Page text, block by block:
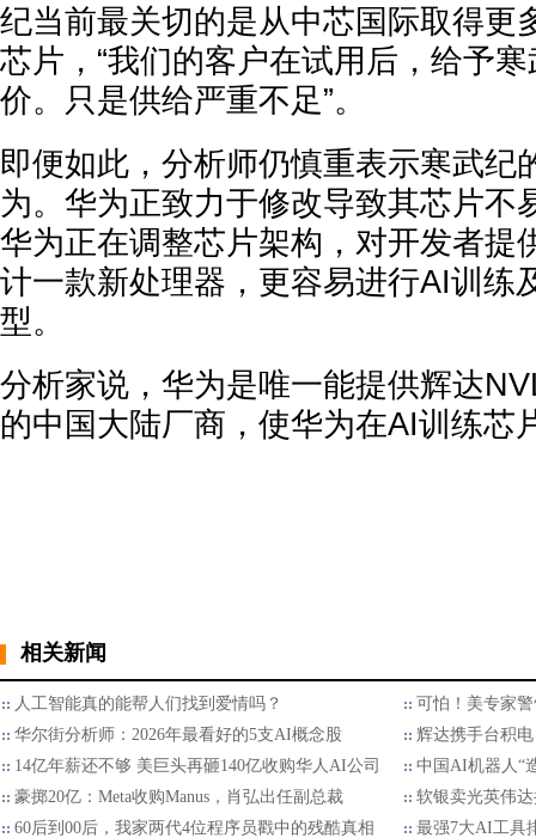
纪当前最关切的是从中芯国际取得更
芯片，“我们的客户在试用后，给予
价。只是供给严重不足”。
即便如此，分析师仍慎重表示寒武纪
为。华为正致力于修改导致其芯片不
华为正在调整芯片架构，对开发者提
计一款新处理器，更容易进行AI训练
型。
分析家说，华为是唯一能提供辉达
的中国大陆厂商，使华为在AI训练芯
相关新闻
人工智能真的能帮人们找到爱情吗？
可怕！美专家
华尔街分析师：2026年最看好的5支AI概念股
辉达携手台积
14亿年薪还不够 美巨头再砸140亿收购华人AI公司
中国AI机器人“
豪掷20亿：Meta收购Manus，肖弘出任副总裁
软银卖光英伟
60后到00后，我家两代4位程序员戳中的残酷真相
最强7大AI工具